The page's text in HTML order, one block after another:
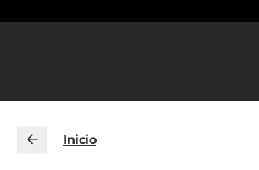
Inicio